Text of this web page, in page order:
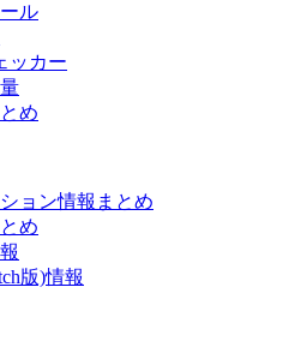
ル
ッカー
め
ョン情報まとめ
め
版)情報